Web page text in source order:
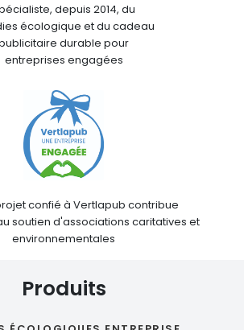
depuis 2014, du
écologique et du cadeau
durable pour
entreprises engagées
confié à Vertlapub contribue
soutien d'associations caritatives et
environnementales
Produits